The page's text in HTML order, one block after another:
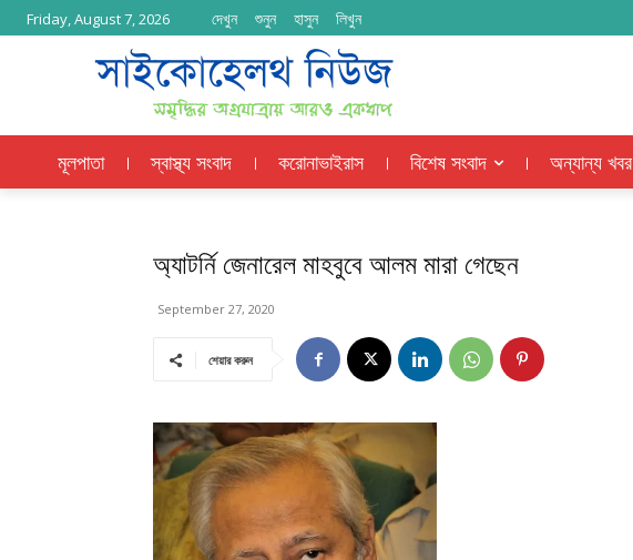
Friday, August 7, 2026 দেখুন শুনুন হাসুন লিখুন
মূলপাতা স্বাস্থ্য সংবাদ করোনাভাইরাস বিশেষ সংবাদ অন্যান্য খবর
অ্যাটর্নি জেনারেল মাহবুবে আলম মারা গেছেন
September 27, 2020
শেয়ার করুন